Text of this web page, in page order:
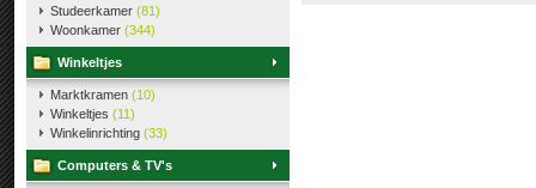
Studeerkamer (81)
Woonkamer (344)
Winkeltjes
Marktkramen (10)
Winkeltjes (11)
Winkelinrichting (33)
Computers & TV's